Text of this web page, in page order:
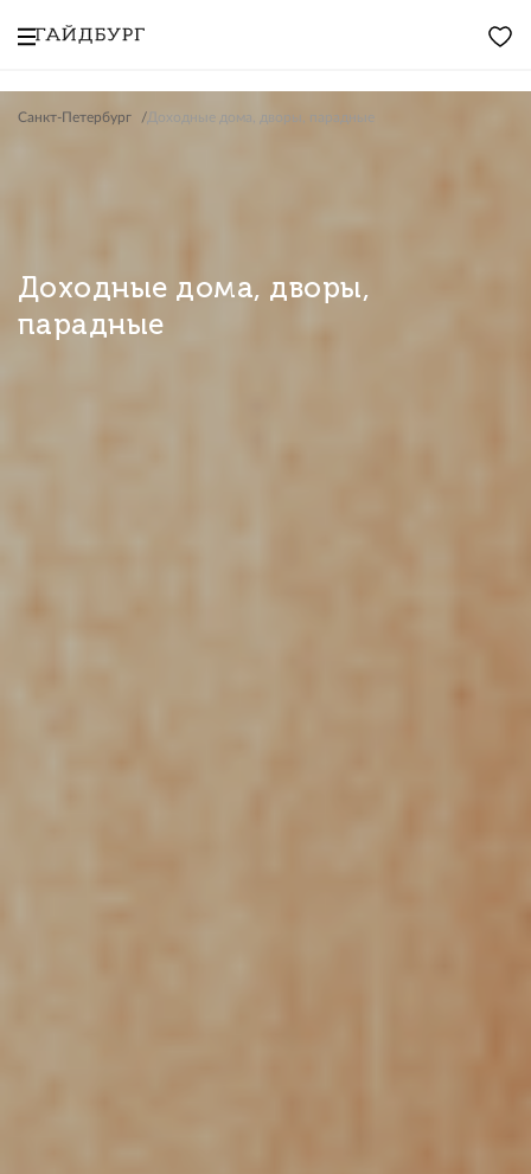
Санкт-Петербург Доходные дома, дворы, парадные
Доходные дома, дворы,
парадные